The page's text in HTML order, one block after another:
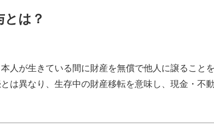
は？
人が生きている間に財産を無償で他人に譲ることを
は異なり、生存中の財産移転を意味し、現金・不